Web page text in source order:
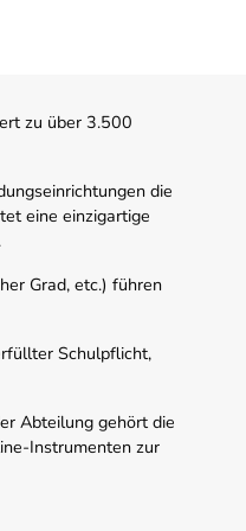
zu über 3.500
die
eine einzigartige
Grad, etc.) führen
Schulpflicht,
Abteilung gehört die
Instrumenten zur